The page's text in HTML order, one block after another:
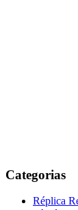
Categorias
Réplica